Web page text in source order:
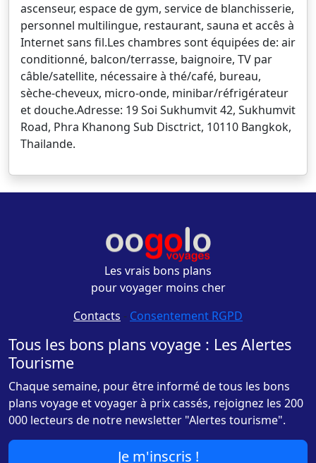
ascenseur, espace de gym, service de blanchisserie,
personnel multilingue, restaurant, sauna et accês à
Internet sans fil.Les chambres sont équipées de: air
conditionné, balcon/terrasse, baignoire, TV par
câble/satellite, nécessaire à thé/café, bureau,
sèche-cheveux, micro-onde, minibar/réfrigérateur
et douche.Adresse: 19 Soi Sukhumvit 42, Sukhumvit
Road, Phra Khanong Sub Disctrict, 10110 Bangkok,
Thailande.
Les vrais bons plans
pour voyager moins cher
Contacts - Consentement RGPD
Tous les bons plans voyage : Les Alertes
Tourisme
Chaque semaine, pour être informé de tous les bons
plans voyage et voyager à prix cassés, rejoignez les 200
000 lecteurs de notre newsletter "Alertes tourisme".
Je m'inscris !